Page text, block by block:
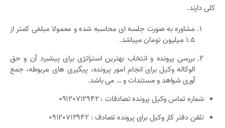
کلی دارند.
مشاوره به صورت جلسه ای محاسبه شده و معمولا مبلغی کمتر از
1.5 میلیون تومان میباشد.
بررسی پرونده و انتخاب بهترین استراتژی برای پیشبرد آن و حق
الوکاله وکیل برای انجام امور پرونده، پیگیری های مربوطه، جمع
آوری شواهد و مستندات و … می باشد.
شماره تماس وکیل پرونده تصادفات :09120712942
تلفن دفتر کار وکیل برای پرونده تصادف :‌ 09120712942